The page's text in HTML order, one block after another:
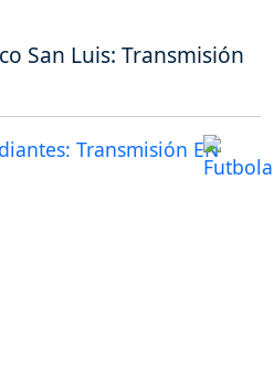
San Luis: Transmisión